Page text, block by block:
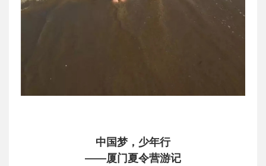
中国梦，少年行
——厦门夏令营游记